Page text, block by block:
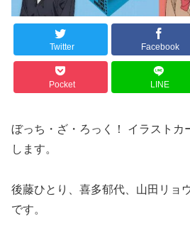
Twitter Facebook
Pocket LINE
ぼっち・ざ・ろっく！ イラストカ
します。
後藤ひとり、喜多郁代、山田リョ
です。